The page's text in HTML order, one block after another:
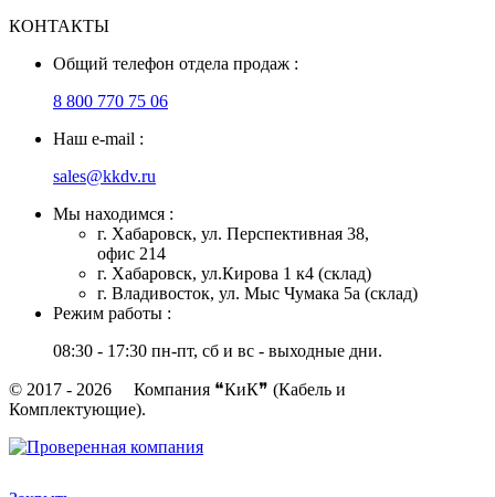
КОНТАКТЫ
Общий телефон отдела продаж :
8 800 770 75 06
Наш e-mail :
sales@kkdv.ru
Мы находимся :
г. Хабаровск, ул. Перспективная 38,
офис 214
г. Хабаровск, ул.Кирова 1 к4 (склад)
г. Владивосток, ул. Мыс Чумака 5а (склад)
Режим работы :
08:30 - 17:30 пн-пт, сб и вс - выходные дни.
© 2017 - 2026 Компания ❝КиК❞ (Кабель и
Комплектующие).